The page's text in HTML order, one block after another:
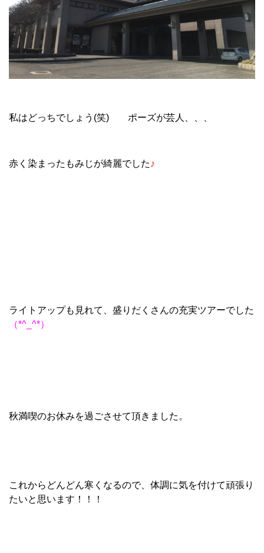
私はどっちでしょう(笑) ポーズが芸人、、、
赤く染まったもみじが綺麗でした♪
ライトアップも見れて、盛りだくさんの充実ツアーでした
（*^_^*）
秋満喫のお休みを過ごさせて頂きました。
これからどんどん寒くなるので、体調に気を付けて頑張り
たいと思います！！！